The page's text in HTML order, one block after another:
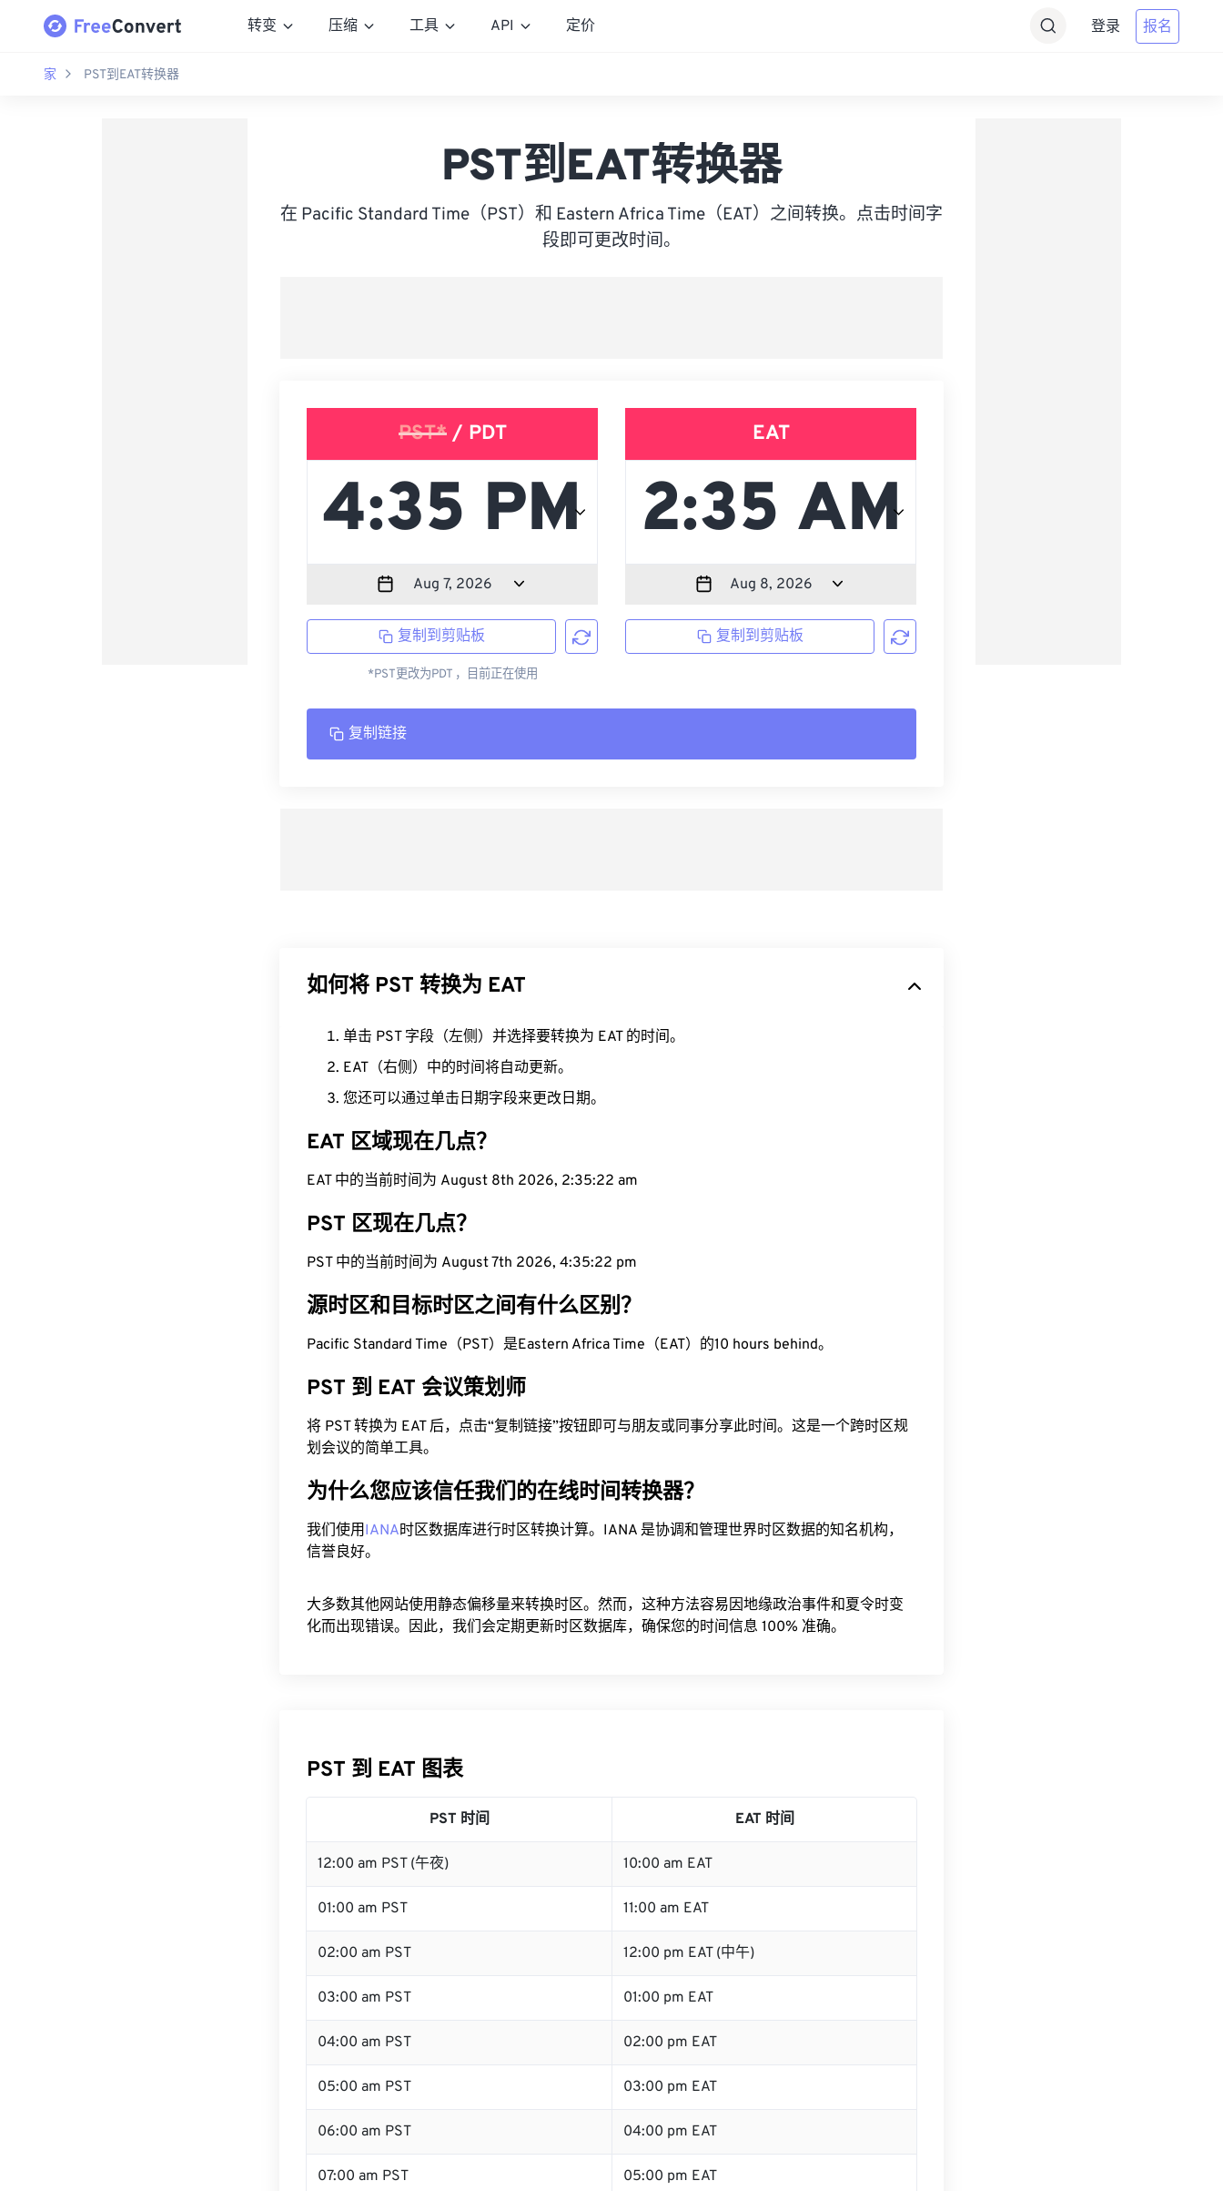
转变 压缩 工具 API 定价 登录 报名
家 PST到EAT转换器
PST到EAT转换器
在 Pacific Standard Time（PST）和 Eastern Africa Time（EAT）之间转换。点击时间字
段即可更改时间。
PST*/ PDT
复制到剪贴板
*PST更改为PDT ，目前正在使用
EAT
复制到剪贴板
复制链接
如何将 PST 转换为 EAT
单击 PST 字段（左侧）并选择要转换为 EAT 的时间。
EAT（右侧）中的时间将自动更新。
您还可以通过单击日期字段来更改日期。
EAT 区域现在几点？
EAT 中的当前时间为 August 8th 2026, 2:35:22 am
PST 区现在几点？
PST 中的当前时间为 August 7th 2026, 4:35:22 pm
源时区和目标时区之间有什么区别？
Pacific Standard Time（PST）是Eastern Africa Time（EAT）的10 hours behind。
PST 到 EAT 会议策划师
将 PST 转换为 EAT 后，点击“复制链接”按钮即可与朋友或同事分享此时间。这是一个跨时区规
划会议的简单工具。
为什么您应该信任我们的在线时间转换器？
我们使用IANA时区数据库进行时区转换计算。IANA 是协调和管理世界时区数据的知名机构，
信誉良好。
大多数其他网站使用静态偏移量来转换时区。然而，这种方法容易因地缘政治事件和夏令时变
化而出现错误。因此，我们会定期更新时区数据库，确保您的时间信息 100% 准确。
PST 到 EAT 图表
PST 时间 EAT 时间
12:00 am PST (午夜) 10:00 am EAT
01:00 am PST 11:00 am EAT
02:00 am PST 12:00 pm EAT (中午)
03:00 am PST 01:00 pm EAT
04:00 am PST 02:00 pm EAT
05:00 am PST 03:00 pm EAT
06:00 am PST 04:00 pm EAT
07:00 am PST 05:00 pm EAT